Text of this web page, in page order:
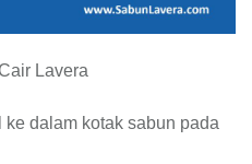
Lavera
dalam kotak sabun pada